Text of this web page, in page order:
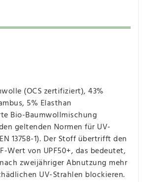
(OCS zertifiziert), 43%
5% Elasthan
Bio-Baumwollmischung
geltenden Normen für UV-
13758-1). Der Stoff übertrifft den
Wert von UPF50+, das bedeutet,
zweijähriger Abnutzung mehr
UV-Strahlen blockieren.